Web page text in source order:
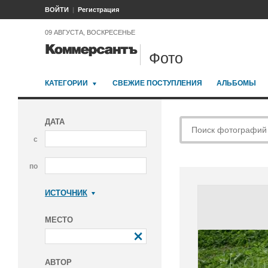
ВОЙТИ Регистрация
09 АВГУСТА, ВОСКРЕСЕНЬЕ
Фото
КАТЕГОРИИ СВЕЖИЕ ПОСТУПЛЕНИЯ АЛЬБОМЫ
ДАТА
с
по
ИСТОЧНИК
МЕСТО
АВТОР